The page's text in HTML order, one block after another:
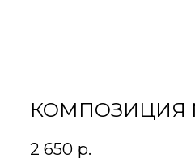
КОМПОЗИЦИЯ
2 650 р.